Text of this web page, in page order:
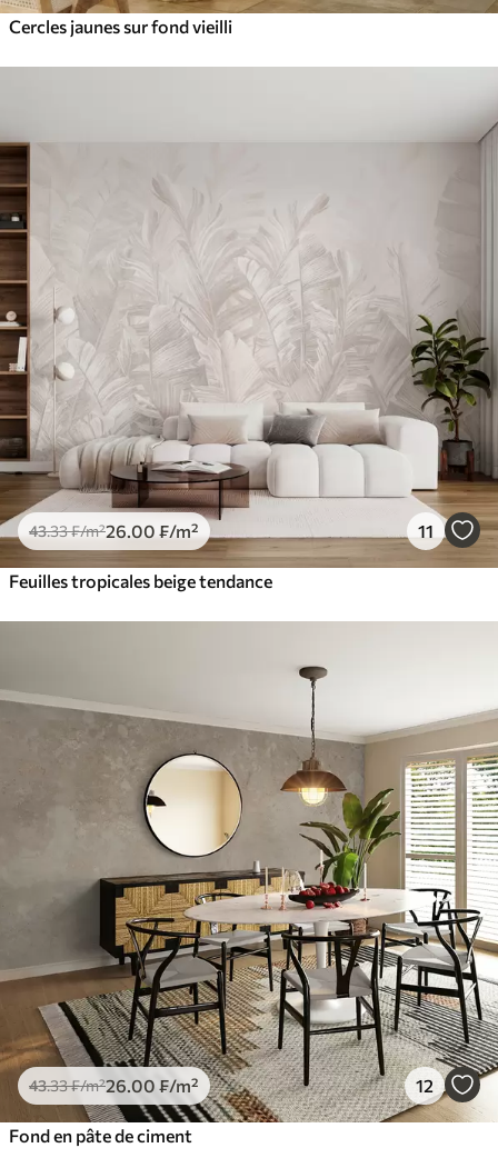
Cercles jaunes sur fond vieilli
43.33₣/m²26 .00 ₣/m² 11
Feuilles tropicales beige tendance
43.33₣/m²26 .00 ₣/m² 12
Fond en pâte de ciment